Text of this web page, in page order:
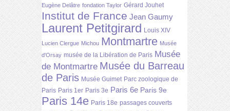
Eugène Delâtre fondation Taylor Gérard Jouhet
Institut de France Jean Gaumy
Laurent Petitgirard Louis XIV
Lucien Clergue Michou Montmartre Musée
d'Orsay musée de la Libération de Paris Musée
de Montmartre Musée du Barreau
de Paris Musée Guimet Parc zoologique de
Paris Paris 1er Paris 3e Paris 6e Paris 9e
Paris 14e Paris 18e passages couverts